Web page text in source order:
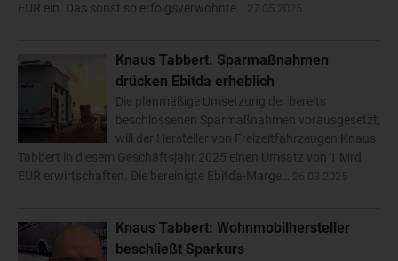
EUR ein. Das sonst so erfolgsverwöhnte…
Knaus Tabbert: Sparmaßnahmen
drücken Ebitda erheblich
Die planmäßige Umsetzung der bereits
beschlossenen Sparmaßnahmen vorausgesetzt,
will der Hersteller von Freizeitfahrzeugen Knaus
Tabbert in diesem Geschäftsjahr 2025 einen Umsatz von 1 Mrd
EUR erwirtschaften. Die bereinigte Ebitda-Marge…
Knaus Tabbert: Wohnmobilhersteller
beschließt Sparkurs